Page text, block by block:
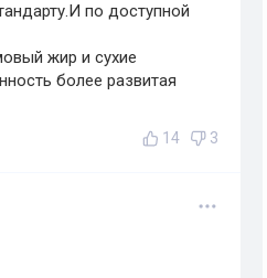
по доступной
жир и сухие
более развитая
14 3